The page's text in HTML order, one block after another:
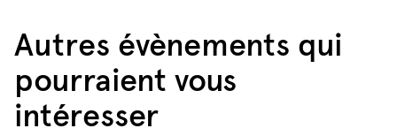
Autres évènements qui
pourraient vous
intéresser